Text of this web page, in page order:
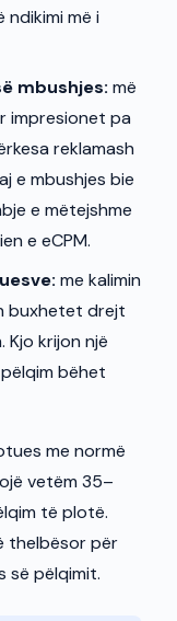
ndikimi më i
mbushjes: më
impresionet pa
reklamash
e mbushjes bie
e mëtejshme
e eCPM.
me kalimin
buxhetet drejt
krijon një
bëhet
me normë
vetëm 35–
të plotë.
thelbësor për
së pëlqimit.